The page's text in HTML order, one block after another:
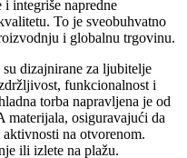
integriše napredne
To je sveobuhvatno
i globalnu trgovinu.
su dizajnirane za ljubitelje
funkcionalnost i
torba napravljena je od
osiguravajući da
na otvorenom.
ili izlete na plažu.